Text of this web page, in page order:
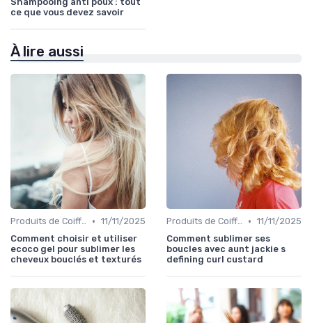
ce que vous devez savoir
À lire aussi
Produits de Coiffage • 11/11/2025
Comment choisir et utiliser
ecoco gel pour sublimer les
cheveux bouclés et texturés
Produits de Coiffage • 11/11/2025
Comment sublimer ses
boucles avec aunt jackie s
defining curl custard